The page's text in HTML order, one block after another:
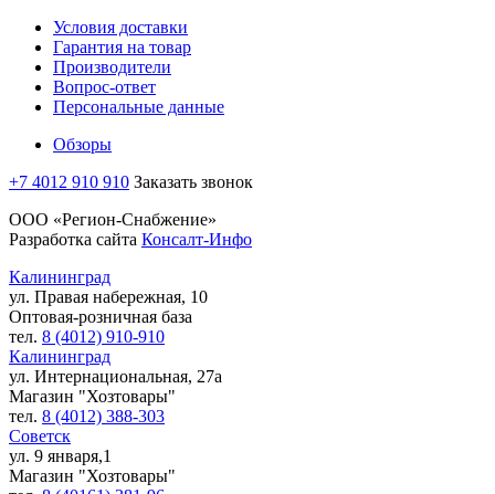
Условия доставки
Гарантия на товар
Производители
Вопрос-ответ
Персональные данные
Обзоры
+7 4012 910 910 Заказать звонок
ООО «Регион-Снабжение»
Разработка сайта Консалт-Инфо
Калининград
ул. Правая набережная, 10
Оптовая-розничная база
тел. 8 (4012) 910-910
Калининград
ул. Интернациональная, 27а
Магазин "Хозтовары"
тел. 8 (4012) 388-303
Советск
ул. 9 января,1
Магазин "Хозтовары"